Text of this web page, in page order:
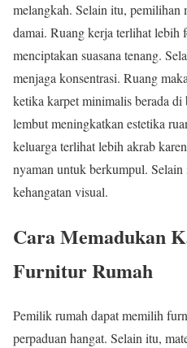
melangkah. Selain itu, pemilihan
damai. Ruang kerja terlihat lebih
menciptakan suasana tenang.
menjaga konsentrasi. Ruang
ketika karpet minimalis berada
lembut meningkatkan estetika
keluarga terlihat lebih akrab
nyaman untuk berkumpul.
kehangatan visual.
Cara Memadukan
Furnitur Rumah
Pemilik rumah dapat memilih
perpaduan hangat. Selain itu,